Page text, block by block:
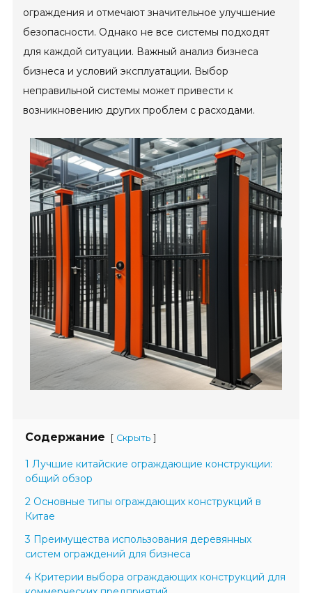
ограждения и отмечают значительное улучшение
безопасности. Однако не все системы подходят
для каждой ситуации. Важный анализ бизнеса
бизнеса и условий эксплуатации. Выбор
неправильной системы может привести к
возникновению других проблем с расходами.
Содержание [ Скрыть ]
1 Лучшие китайские ограждающие конструкции:
общий обзор
2 Основные типы ограждающих конструкций в
Китае
3 Преимущества использования деревянных
систем ограждений для бизнеса
4 Критерии выбора ограждающих конструкций для